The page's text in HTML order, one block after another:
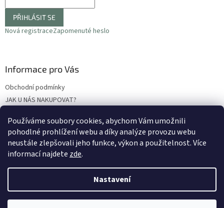
Používáme soubory cookies, abychom Vám umožnili
pohodlné prohlížení webu a díky analýze provozu webu
neustále zlepšovali jeho funkce, výkon a použitelnost. Více
informací najdete zde.
Nastavení
PŘIHLÁSIT SE
Nová registraceZapomenuté heslo
Informace pro Vás
Obchodní podmínky
JAK U NÁS NAKUPOVAT?
Odstoupení od smlouvy
Reklamační protokol
Vytvořil Shoptet